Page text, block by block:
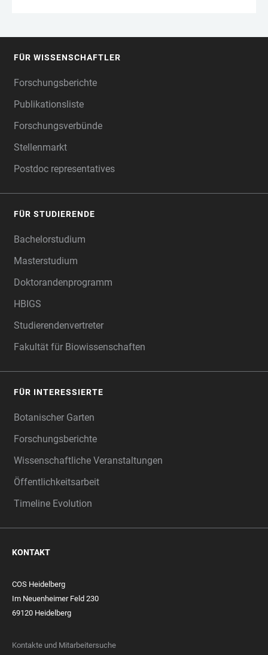
FÜR WISSENSCHAFTLER
Forschungsberichte
Publikationsliste
Forschungsverbünde
Stellenmarkt
Postdoc representatives
FÜR STUDIERENDE
Bachelorstudium
Masterstudium
Doktorandenprogramm
HBIGS
Studierendenvertreter
Fakultät für Biowissenschaften
FÜR INTERESSIERTE
Botanischer Garten
Forschungsberichte
Wissenschaftliche Veranstaltungen
Öffentlichkeitsarbeit
Timeline Evolution
KONTAKT
COS Heidelberg
Im Neuenheimer Feld 230
69120 Heidelberg
Kontakte und Mitarbeitersuche